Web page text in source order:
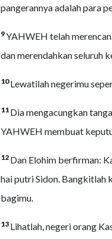
pangerannya adalah para
9YAHWEH telah
dan merendahkan seluruh
10Lewatilah negerimu
11 Dia mengacungkan
YAHWEH membuat
12 Dan Elohim berfirman:
hai putri Sidon. Bangkitlah
bagimu.
13 Lihatlah, negeri orang